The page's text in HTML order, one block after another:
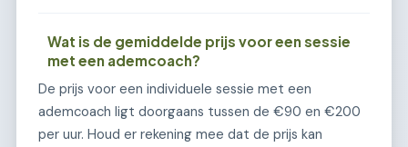
Wat is de gemiddelde prijs voor een sessie
met een ademcoach?
De prijs voor een individuele sessie met een
ademcoach ligt doorgaans tussen de €90 en €200
per uur. Houd er rekening mee dat de prijs kan